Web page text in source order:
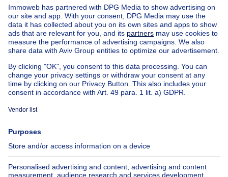
House out of BelgiumHouse for sale France
House for sale Spain
House for sale Italy
House for sale Luxembourg
House for sale Netherlands
Our cheap propertiesCheap houses for sale
Cheap apartments for rent
About
Immoweb
Jobs
Axel Springer Group
SeLoger.com
Tools
Insurances